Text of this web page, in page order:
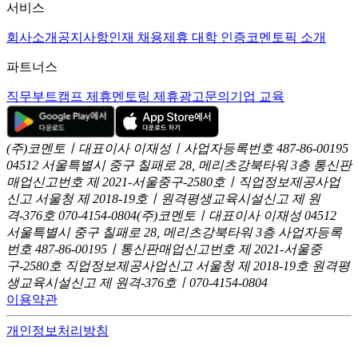
서비스
회사소개 공지사항인재 채용제휴 대학 인증코멘토픽 소개
파트너스
직무부트캠프 제휴멘토링 제휴광고문의 기업 교육
(주)코멘토ㅣ대표이사 이재성ㅣ사업자등록번호 487-86-00195
04512 서울특별시 중구 칠패로 28, 메리츠강북타워 3층 통신판
매업신고번호 제 2021-서울중구-2580호ㅣ직업정보제공사업
신고 서울청 제 2018-19호ㅣ원격평생교육시설신고 제 원
격-376호 070-4154-0804(주)코멘토ㅣ대표이사 이재성 04512
서울특별시 중구 칠패로 28, 메리츠강북타워 3층 사업자등록
번호 487-86-00195ㅣ통신판매업신고번호 제 2021-서울중
구-2580호 직업정보제공사업신고 서울청 제 2018-19호 원격평
생교육시설신고 제 원격-376호ㅣ070-4154-0804
이용약관
개인정보처리방침